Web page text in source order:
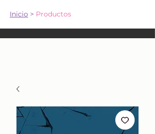
Inicio > Productos